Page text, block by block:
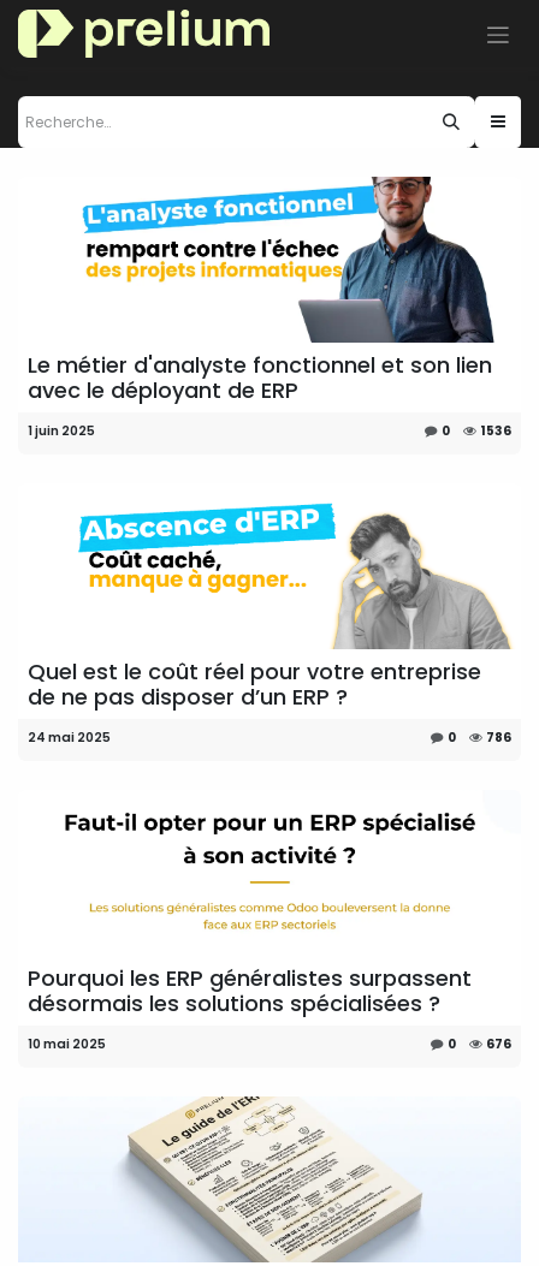
Se rendre au contenu
Le métier d'analyste fonctionnel et son lien
avec le déployant de ERP
1 juin 2025 0 1536
Quel est le coût réel pour votre entreprise
de ne pas disposer d’un ERP ?
24 mai 2025 0 786
Pourquoi les ERP généralistes surpassent
désormais les solutions spécialisées ?
10 mai 2025 0 676